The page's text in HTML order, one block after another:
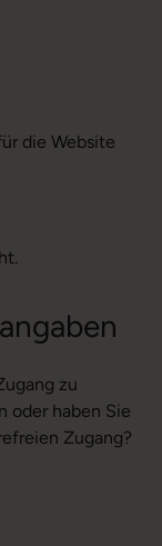
die Website
zu
oder haben Sie
Zugang?